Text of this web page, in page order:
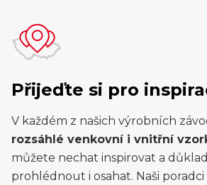
Přijeďte si pro
V každém z našich výrobních
rozsáhlé venkovní i vnitřní
můžete nechat inspirovat a
prohlédnout i osahat. Naši poradci